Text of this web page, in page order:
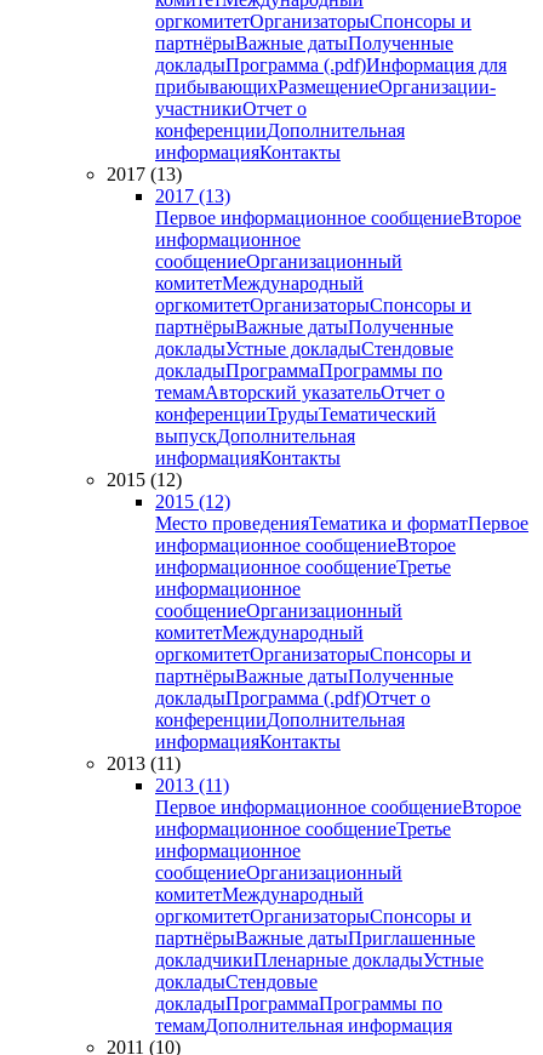
оргкомитетОрганизаторыСпонсоры и
партнёрыВажные датыПолученные
докладыПрограмма (.pdf)Информация для
прибывающихРазмещениеОрганизации-
участникиОтчет о
конференцииДополнительная
информацияКонтакты
2017 (13)
2017 (13)
Первое информационное сообщениеВторое
информационное
сообщениеОрганизационный
комитетМеждународный
оргкомитетОрганизаторыСпонсоры и
партнёрыВажные датыПолученные
докладыУстные докладыСтендовые
докладыПрограммаПрограммы по
темамАвторский указательОтчет о
конференцииТрудыТематический
выпускДополнительная
информацияКонтакты
2015 (12)
2015 (12)
Место проведенияТематика и форматПервое
информационное сообщениеВторое
информационное сообщениеТретье
информационное
сообщениеОрганизационный
комитетМеждународный
оргкомитетОрганизаторыСпонсоры и
партнёрыВажные датыПолученные
докладыПрограмма (.pdf)Отчет о
конференцииДополнительная
информацияКонтакты
2013 (11)
2013 (11)
Первое информационное сообщениеВторое
информационное сообщениеТретье
информационное
сообщениеОрганизационный
комитетМеждународный
оргкомитетОрганизаторыСпонсоры и
партнёрыВажные датыПриглашенные
докладчикиПленарные докладыУстные
докладыСтендовые
докладыПрограммаПрограммы по
темамДополнительная информация
2011 (10)